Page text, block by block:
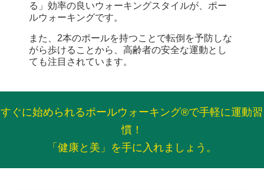
る」効率の良いウォーキングスタイルが、ポー
ルウォーキングです。
また、2本のポールを持つことで転倒を予防しな
がら歩けることから、高齢者の安全な運動とし
ても注目されています。
すぐに始められるポールウォーキング®で手軽に運動習
慣！
「健康と美」を手に入れましょう。